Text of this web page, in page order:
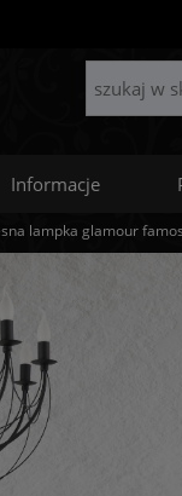
Informacje
lampka glamour